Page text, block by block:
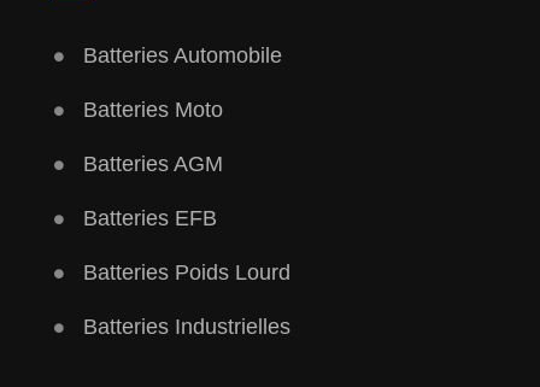
Batteries Automobile
Batteries Moto
Batteries AGM
Batteries EFB
Batteries Poids Lourd
Batteries Industrielles